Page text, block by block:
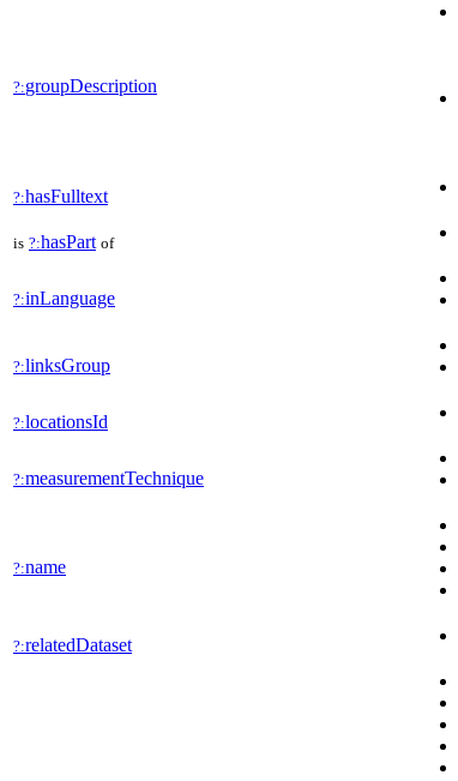
?:groupDescription
?:hasFulltext
is ?:hasPart of
?:inLanguage
?:linksGroup
?:locationsId
?:measurementTechnique
?:name
?:relatedDataset